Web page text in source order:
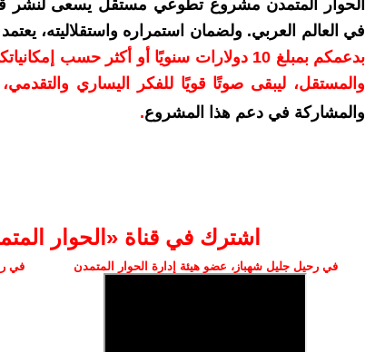
الحوار المتمدن مشروع تطوعي مستقل يسعى لنشر قيم
في العالم العربي. ولضمان استمراره واستقلاليته،
بدعمكم بمبلغ 10 دولارات سنويًا أو أكثر حسب
والمستقل، ليبقى صوتًا قويًا للفكر اليساري والتقدمي،
والمشاركة في دعم هذا المشروع.
اشترك في قناة ‫«الحوار
في رحيل جليل شهباز، عضو هيئة إدارة الحوار المتمدن في